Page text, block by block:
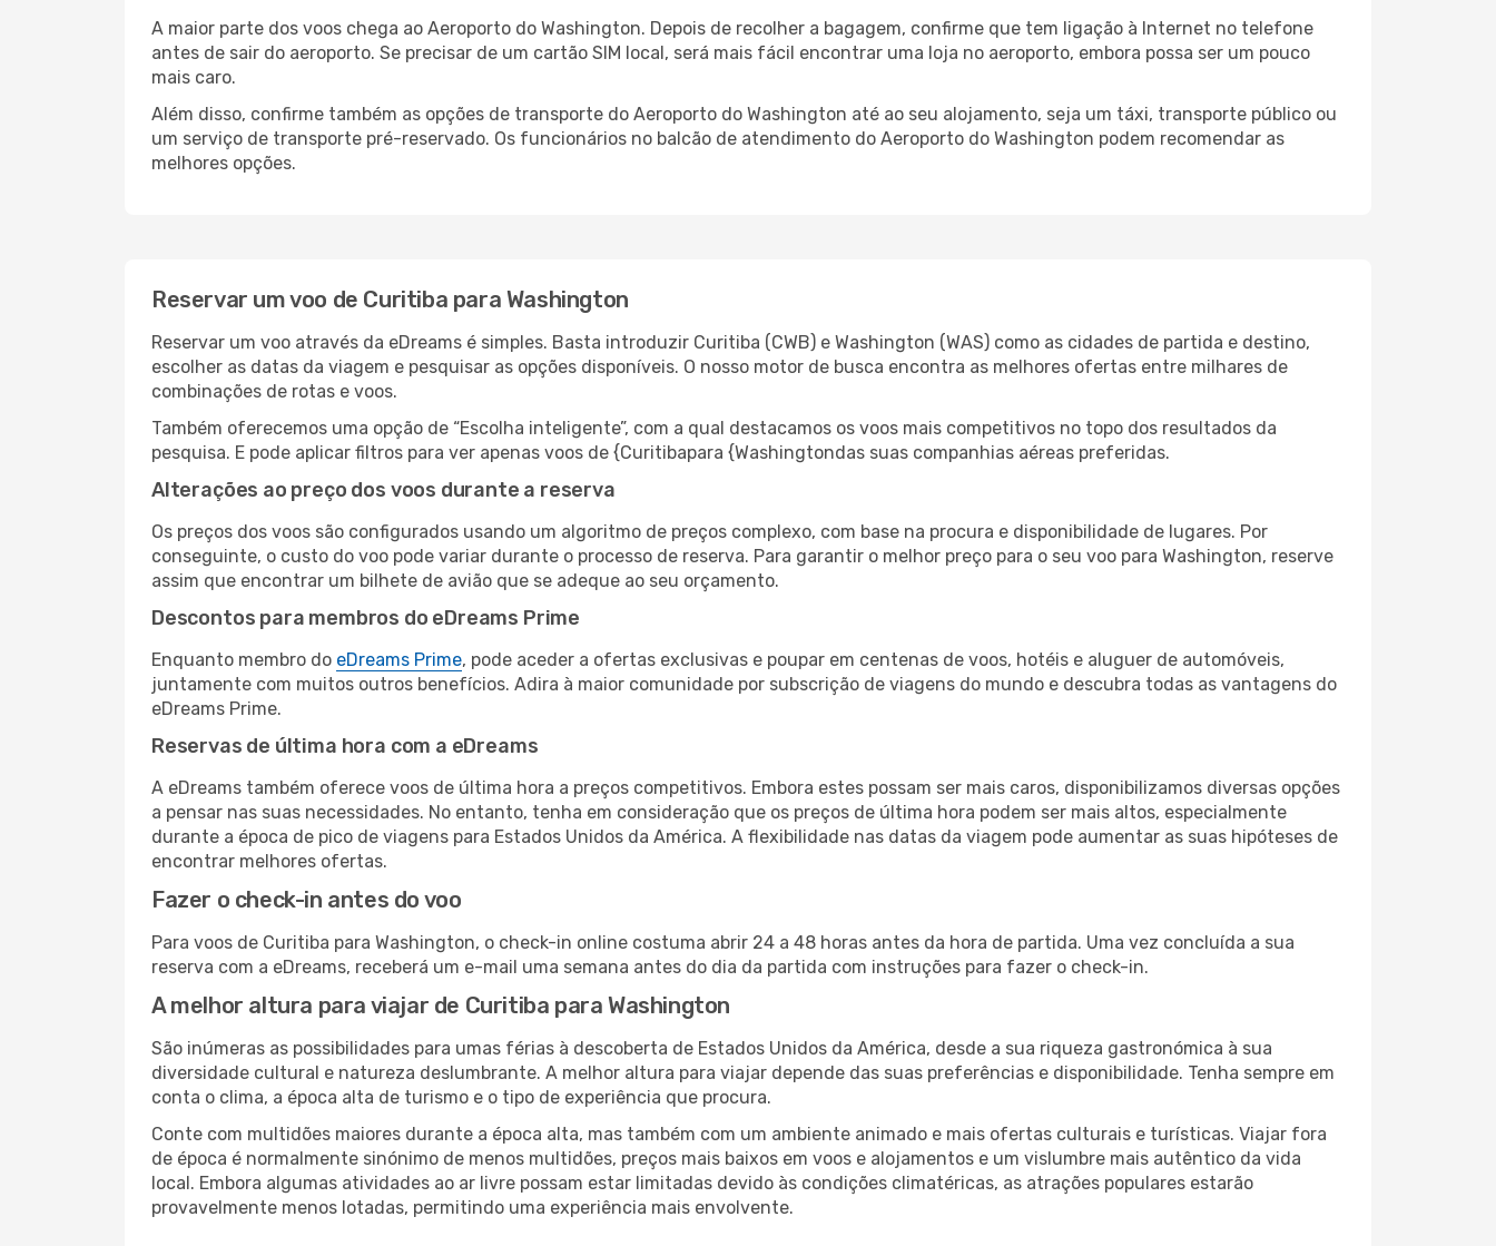
A maior parte dos voos chega ao Aeroporto do Washington. Depois de recolher a bagagem, confirme que tem ligação à Internet no telefone
antes de sair do aeroporto. Se precisar de um cartão SIM local, será mais fácil encontrar uma loja no aeroporto, embora possa ser um pouco
mais caro.
Além disso, confirme também as opções de transporte do Aeroporto do Washington até ao seu alojamento, seja um táxi, transporte público ou
um serviço de transporte pré-reservado. Os funcionários no balcão de atendimento do Aeroporto do Washington podem recomendar as
melhores opções.
Reservar um voo de Curitiba para Washington
Reservar um voo através da eDreams é simples. Basta introduzir Curitiba (CWB) e Washington (WAS) como as cidades de partida e destino,
escolher as datas da viagem e pesquisar as opções disponíveis. O nosso motor de busca encontra as melhores ofertas entre milhares de
combinações de rotas e voos.
Também oferecemos uma opção de “Escolha inteligente”, com a qual destacamos os voos mais competitivos no topo dos resultados da
pesquisa. E pode aplicar filtros para ver apenas voos de {Curitibapara {Washingtondas suas companhias aéreas preferidas.
Alterações ao preço dos voos durante a reserva
Os preços dos voos são configurados usando um algoritmo de preços complexo, com base na procura e disponibilidade de lugares. Por
conseguinte, o custo do voo pode variar durante o processo de reserva. Para garantir o melhor preço para o seu voo para Washington, reserve
assim que encontrar um bilhete de avião que se adeque ao seu orçamento.
Descontos para membros do eDreams Prime
Enquanto membro do eDreams Prime, pode aceder a ofertas exclusivas e poupar em centenas de voos, hotéis e aluguer de automóveis,
juntamente com muitos outros benefícios. Adira à maior comunidade por subscrição de viagens do mundo e descubra todas as vantagens do
eDreams Prime.
Reservas de última hora com a eDreams
A eDreams também oferece voos de última hora a preços competitivos. Embora estes possam ser mais caros, disponibilizamos diversas opções
a pensar nas suas necessidades. No entanto, tenha em consideração que os preços de última hora podem ser mais altos, especialmente
durante a época de pico de viagens para Estados Unidos da América. A flexibilidade nas datas da viagem pode aumentar as suas hipóteses de
encontrar melhores ofertas.
Fazer o check-in antes do voo
Para voos de Curitiba para Washington, o check-in online costuma abrir 24 a 48 horas antes da hora de partida. Uma vez concluída a sua
reserva com a eDreams, receberá um e-mail uma semana antes do dia da partida com instruções para fazer o check-in.
A melhor altura para viajar de Curitiba para Washington
São inúmeras as possibilidades para umas férias à descoberta de Estados Unidos da América, desde a sua riqueza gastronómica à sua
diversidade cultural e natureza deslumbrante. A melhor altura para viajar depende das suas preferências e disponibilidade. Tenha sempre em
conta o clima, a época alta de turismo e o tipo de experiência que procura.
Conte com multidões maiores durante a época alta, mas também com um ambiente animado e mais ofertas culturais e turísticas. Viajar fora
de época é normalmente sinónimo de menos multidões, preços mais baixos em voos e alojamentos e um vislumbre mais autêntico da vida
local. Embora algumas atividades ao ar livre possam estar limitadas devido às condições climatéricas, as atrações populares estarão
provavelmente menos lotadas, permitindo uma experiência mais envolvente.